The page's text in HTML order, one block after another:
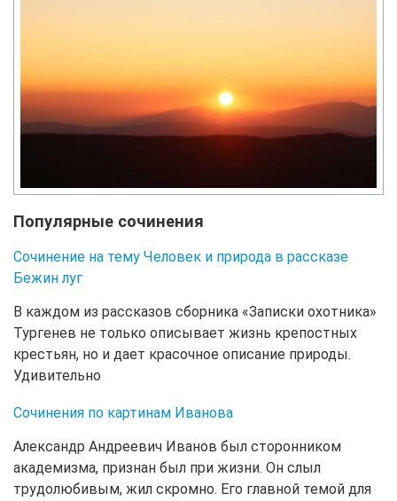
Популярные сочинения
Сочинение на тему Человек и природа в рассказе
Бежин луг
В каждом из рассказов сборника «Записки охотника»
Тургенев не только описывает жизнь крепостных
крестьян, но и дает красочное описание природы.
Удивительно
Сочинения по картинам Иванова
Александр Андреевич Иванов был сторонником
академизма, признан был при жизни. Он слыл
трудолюбивым, жил скромно. Его главной темой для